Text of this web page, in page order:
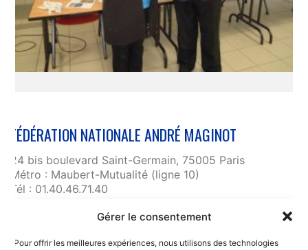
Gérer le consentement
Pour offrir les meilleures expériences, nous utilisons des technologies
FÉDÉRATION NATIONALE ANDRÉ MAGINOT
24 bis boulevard Saint-Germain, 75005 Paris
Métro : Maubert-Mutualité (ligne 10)
Tél : 01.40.46.71.40
fnam@maginot.asso.fr
Liens utiles